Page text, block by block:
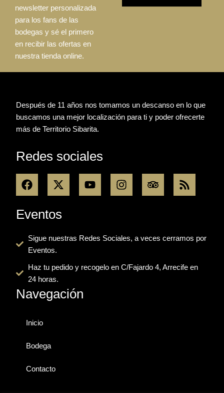
newsletter personalizada
para los fans de las
bodegas y sé el primero
en recibir las ofertas en
nuestra tienda online.
Después de 11 años nos tomamos un descanso en lo que
buscamos una mejor localización para ti y poder ofrecerte
más de Territorio Sibarita.
Redes sociales
F
a
e
b
o
o
k
X
-
w
i
t
t
r
Y
o
b
e
I
n
g
r
m
T
r
d
v
s
R
s
Eventos
Sigue nuestras Redes Sociales, a veces cerramos por
Eventos.
Haz tu pedido y recogelo en C/Fajardo 4, Arrecife en
24 horas.
Navegación
Inicio
Bodega
Contacto